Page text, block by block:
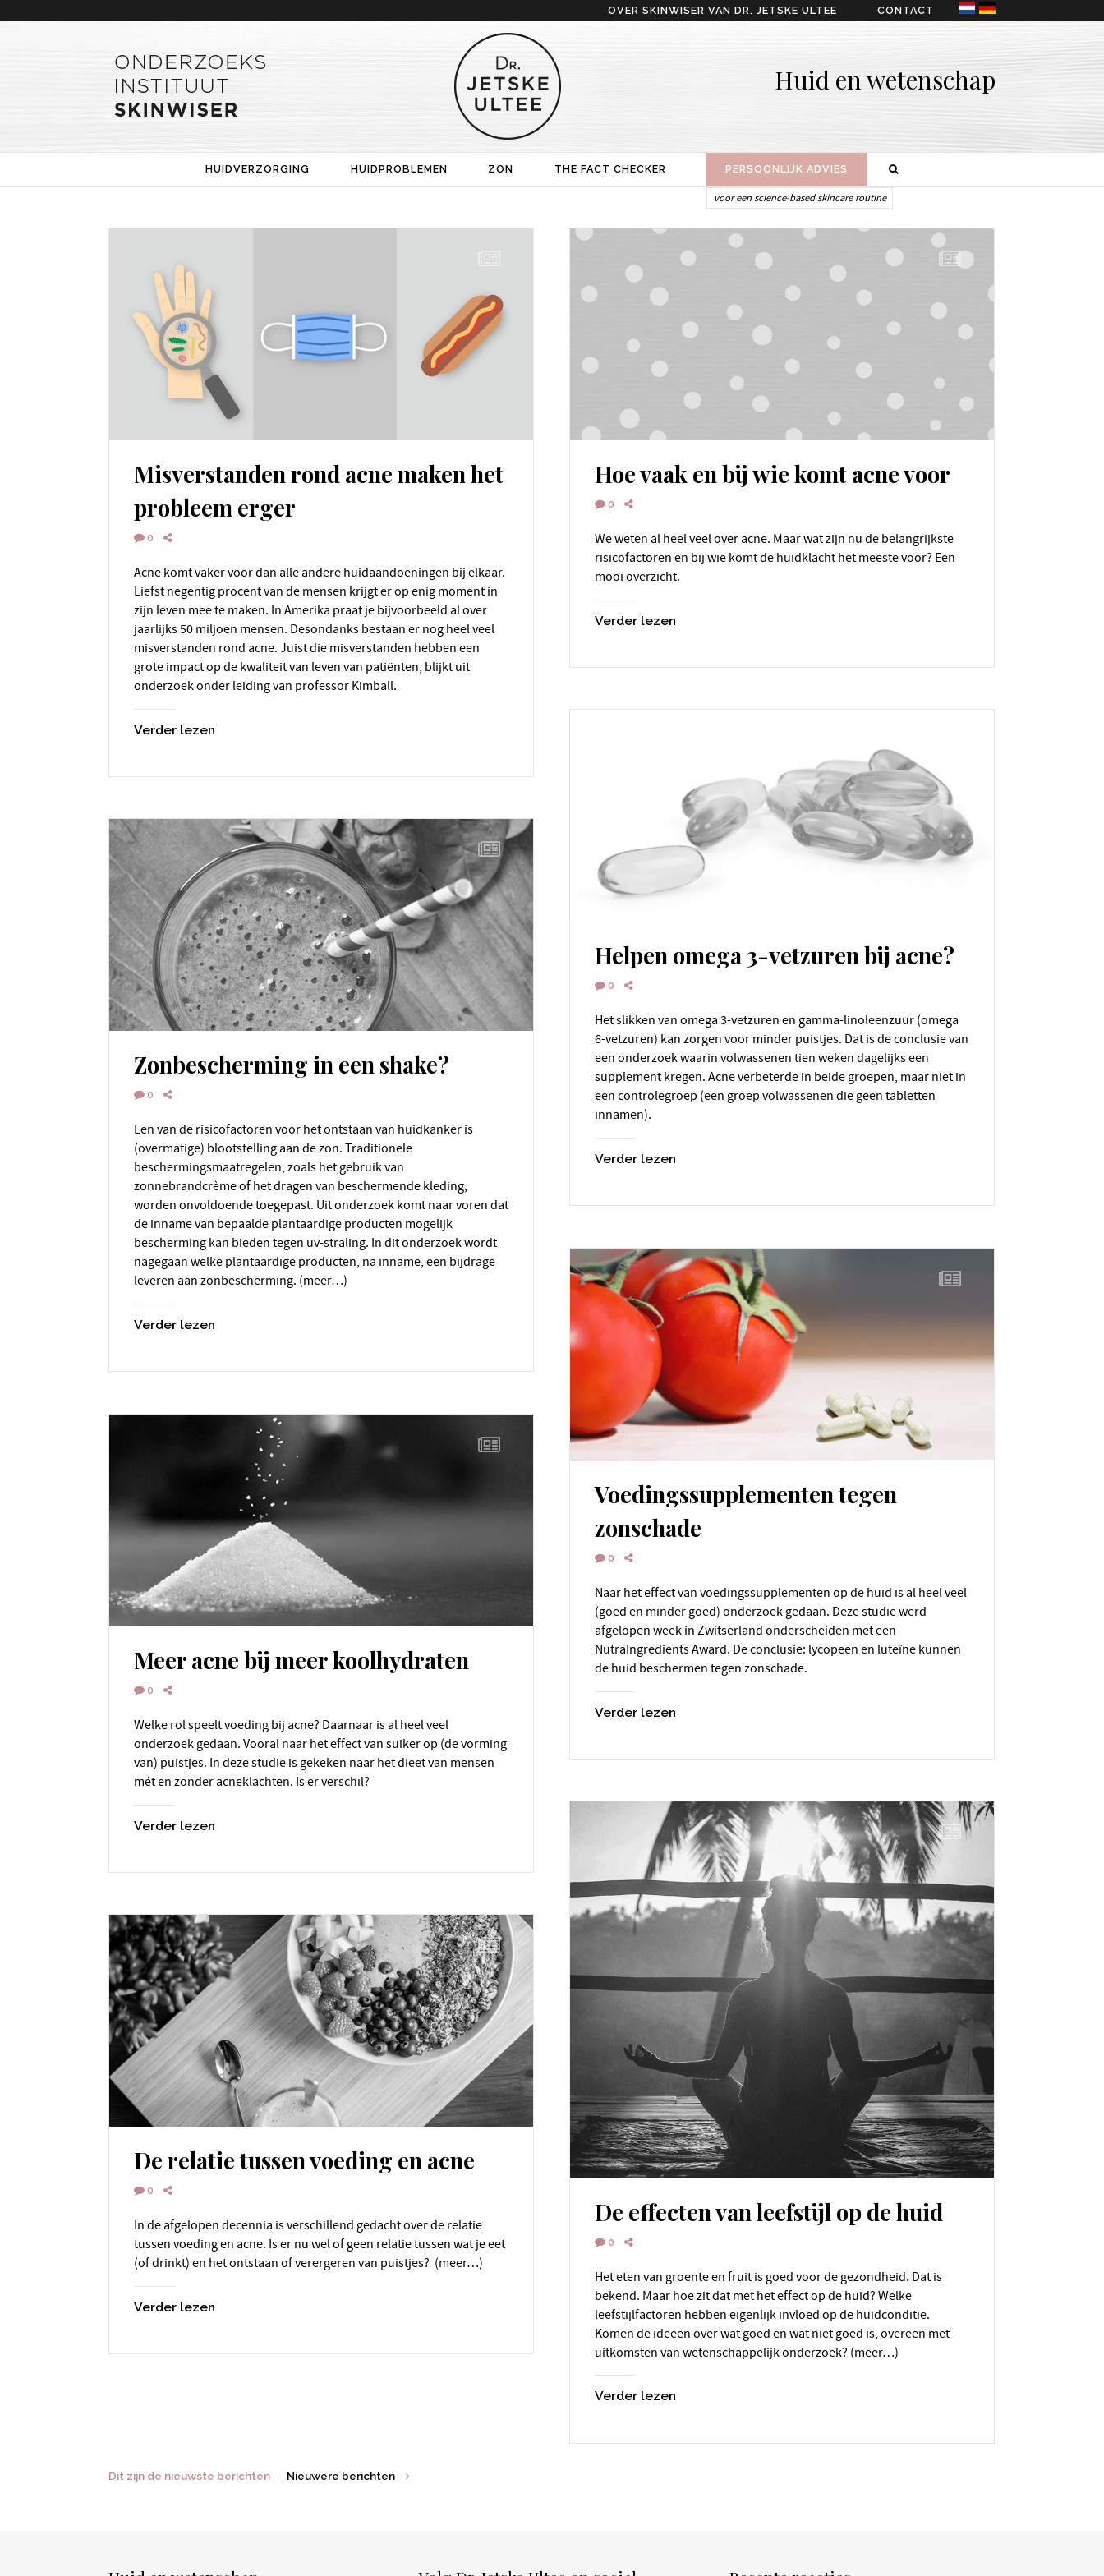
OVER SKINWISER VAN DR. JETSKE ULTEE CONTACT
Huid en wetenschap
HUIDVERZORGING HUIDPROBLEMEN ZON THE FACT CHECKER PERSOONLIJK ADVIES
Misverstanden rond acne maken het
probleem erger
0
Acne komt vaker voor dan alle andere huidaandoeningen bij elkaar.
Liefst negentig procent van de mensen krijgt er op enig moment in
zijn leven mee te maken. In Amerika praat je bijvoorbeeld al over
jaarlijks 50 miljoen mensen. Desondanks bestaan er nog heel veel
misverstanden rond acne. Juist die misverstanden hebben een
grote impact op de kwaliteit van leven van patiënten, blijkt uit
onderzoek onder leiding van professor Kimball.
Verder lezen
Hoe vaak en bij wie komt acne voor
0
We weten al heel veel over acne. Maar wat zijn nu de belangrijkste
risicofactoren en bij wie komt de huidklacht het meeste voor? Een
mooi overzicht.
Verder lezen
Helpen omega 3-vetzuren bij acne?
0
Het slikken van omega 3-vetzuren en gamma-linoleenzuur (omega
6-vetzuren) kan zorgen voor minder puistjes. Dat is de conclusie van
een onderzoek waarin volwassenen tien weken dagelijks een
supplement kregen. Acne verbeterde in beide groepen, maar niet in
een controlegroep (een groep volwassenen die geen tabletten
innamen).
Verder lezen
Zonbescherming in een shake?
0
Een van de risicofactoren voor het ontstaan van huidkanker is
(overmatige) blootstelling aan de zon. Traditionele
beschermingsmaatregelen, zoals het gebruik van
zonnebrandcrème of het dragen van beschermende kleding,
worden onvoldoende toegepast. Uit onderzoek komt naar voren dat
de inname van bepaalde plantaardige producten mogelijk
bescherming kan bieden tegen uv-straling. In dit onderzoek wordt
nagegaan welke plantaardige producten, na inname, een bijdrage
leveren aan zonbescherming. (meer…)
Verder lezen
Voedingssupplementen tegen
zonschade
0
Naar het effect van voedingssupplementen op de huid is al heel veel
(goed en minder goed) onderzoek gedaan. Deze studie werd
afgelopen week in Zwitserland onderscheiden met een
NutraIngredients Award. De conclusie: lycopeen en luteïne kunnen
de huid beschermen tegen zonschade.
Verder lezen
Meer acne bij meer koolhydraten
0
Welke rol speelt voeding bij acne? Daarnaar is al heel veel
onderzoek gedaan. Vooral naar het effect van suiker op (de vorming
van) puistjes. In deze studie is gekeken naar het dieet van mensen
mét en zonder acneklachten. Is er verschil?
Verder lezen
De effecten van leefstijl op de huid
0
Het eten van groente en fruit is goed voor de gezondheid. Dat is
bekend. Maar hoe zit dat met het effect op de huid? Welke
leefstijlfactoren hebben eigenlijk invloed op de huidconditie.
Komen de ideeën over wat goed en wat niet goed is, overeen met
uitkomsten van wetenschappelijk onderzoek? (meer…)
Verder lezen
De relatie tussen voeding en acne
0
In de afgelopen decennia is verschillend gedacht over de relatie
tussen voeding en acne. Is er nu wel of geen relatie tussen wat je eet
(of drinkt) en het ontstaan of verergeren van puistjes? (meer…)
Verder lezen
Dit zijn de nieuwste berichten Nieuwere berichten